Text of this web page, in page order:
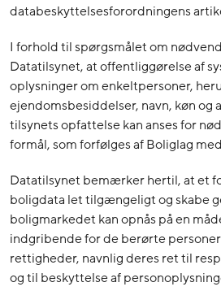
databeskyttelsesforordningens
I forhold til spørgsmålet om
Datatilsynet, at offentliggørelse af
oplysninger om enkeltpersoner,
ejendomsbesiddelser, navn, køn og
tilsynets opfattelse kan anses for
formål, som forfølges af Boliglag
Datatilsynet bemærker hertil, at et
boligdata let tilgængeligt og skabe
boligmarkedet kan opnås på en
indgribende for de berørte
rettigheder, navnlig deres ret til
og til beskyttelse af